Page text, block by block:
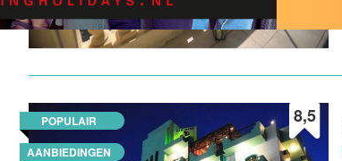
POPULAIR
AANBIEDINGEN
8,5